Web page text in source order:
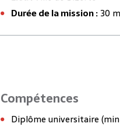
Durée de la mission : 30
Compétences
Diplôme universitaire